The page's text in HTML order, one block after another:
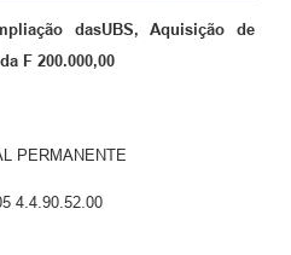
dasUBS, Aquisição de
F 200.000,00
PERMANENTE
4.4.90.52.00